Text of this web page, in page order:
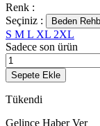
Renk :
Seçiniz :
Beden
S M L XL 2XL
Sadece son ürün
Sepete Ekle
Tükendi
Gelince Haber Ver